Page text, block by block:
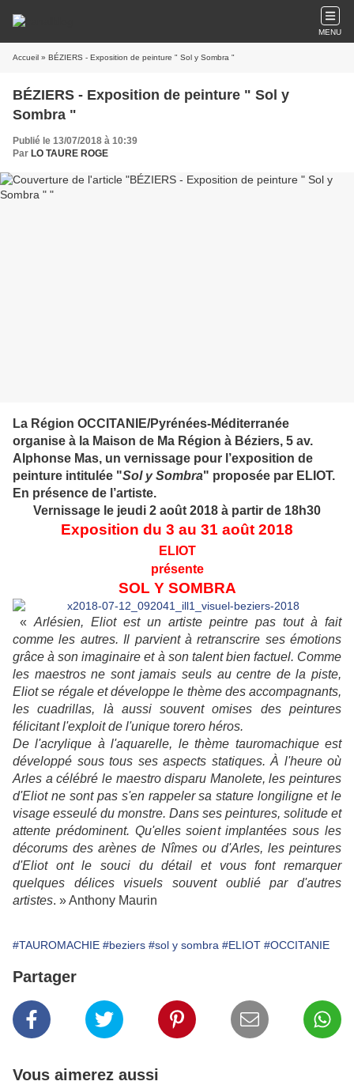
MENU
Accueil » BÉZIERS - Exposition de peinture " Sol y Sombra "
BÉZIERS - Exposition de peinture " Sol y
Sombra "
Publié le 13/07/2018 à 10:39
Par LO TAURE ROGE
La Région OCCITANIE/Pyrénées-Méditerranée
organise à la Maison de Ma Région à Béziers, 5 av.
Alphonse Mas, un vernissage pour l’exposition de
peinture intitulée "Sol y Sombra" proposée par ELIOT.
En présence de l’artiste.
Vernissage le jeudi 2 août 2018 à partir de 18h30
Exposition du 3 au 31 août 2018
ELIOT
présente
SOL Y SOMBRA
« Arlésien, Eliot est un artiste peintre pas tout à fait
comme les autres. Il parvient à retranscrire ses émotions
grâce à son imaginaire et à son talent bien factuel. Comme
les maestros ne sont jamais seuls au centre de la piste,
Eliot se régale et développe le thème des accompagnants,
les cuadrillas, là aussi souvent omises des peintures
félicitant l'exploit de l'unique torero héros.
De l'acrylique à l'aquarelle, le thème tauromachique est
développé sous tous ses aspects statiques. À l'heure où
Arles a célébré le maestro disparu Manolete, les peintures
d'Eliot ne sont pas s'en rappeler sa stature longiligne et le
visage esseulé du monstre. Dans ses peintures, solitude et
attente prédominent. Qu'elles soient implantées sous les
décorums des arènes de Nîmes ou d'Arles, les peintures
d'Eliot ont le souci du détail et vous font remarquer
quelques délices visuels souvent oublié par d'autres
artistes. » Anthony Maurin
#TAUROMACHIE #beziers #sol y sombra #ELIOT #OCCITANIE
Partager
Vous aimerez aussi